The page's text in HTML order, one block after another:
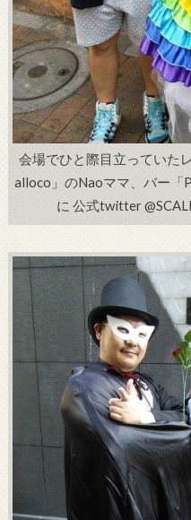
会場でひと際目立っていた
alloco」のNaoママ、バー「
に 公式twitter